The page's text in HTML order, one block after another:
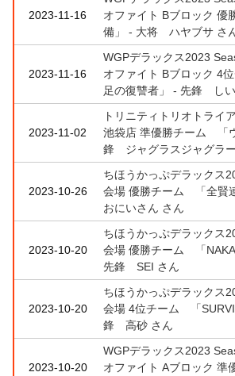
2023-11-16
オファイト Bブロック
備」 - 大将 ハヤブサ さ
2023-11-16
WGPデラックス2023
オファイト Bブロック 4
足の復讐者」 - 先鋒 し
2023-11-02
トリニティトリオトライ
池袋店 準優勝チーム 「
鋒 ジャグラスジャグラ
2023-10-26
ちほうかっぷデラックス
会場 優勝チーム 「全賢
おにいさん さん
2023-10-20
ちほうかっぷデラックス
会場 優勝チーム 「
先鋒 SEI さん
2023-10-20
ちほうかっぷデラックス
会場 4位チーム 「
鋒 高砂 さん
2023-10-20
WGPデラックス2023
オファイト Aブロック 準